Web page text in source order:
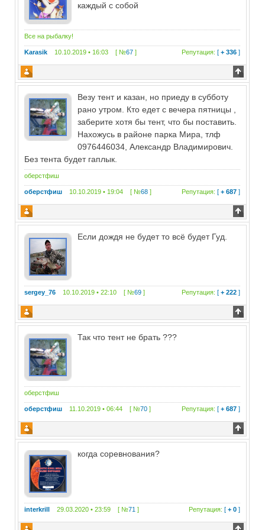
каждый с собой
Все на рыбалку!
Karasik 10.10.2019 • 16:03 [ №67 ] Репутация: [+ 336 ]
Везу тент и казан, но приеду в субботу
рано утром. Кто едет с вечера пятницы ,
заберите хотя бы тент, что бы поставить.
Нахожусь в районе парка Мира, тлф
0976446034, Александр Владимирович.
Без тента будет гаплык.
оберстфиш
оберстфиш 10.10.2019 • 19:04 [ №68 ] Репутация: [+ 687 ]
Если дождя не будет то всё будет Гуд.
sergey_76 10.10.2019 • 22:10 [ №69 ] Репутация: [+ 222 ]
Так что тент не брать ???
оберстфиш
оберстфиш 11.10.2019 • 06:44 [ №70 ] Репутация: [+ 687 ]
когда соревнования?
interkrill 29.03.2020 • 23:59 [ №71 ] Репутация: [+ 0 ]